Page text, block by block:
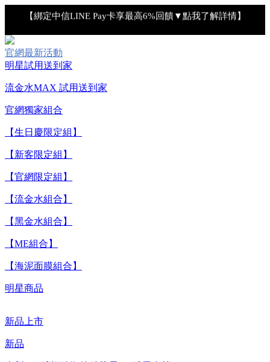
【綁定中信LINE Pay卡享最高6%回饋▼點我了解詳情】
【重要公告】IPSA 無法驗證非官方通路銷售之品牌商品的真實
性，也無法協助此類商品的售後服務
【8/10-8/16 新客LINE購物導購滿$2,000送100點LINE
【綁定中信LINE Pay卡享最高6%回饋▼點我了解詳情】
【重要公告】IPSA 無法驗證非官方通路銷售之品牌商品的真實
官網最新活動
明星試用送到家
流金水MAX 試用送到家
官網獨家組合
【生日慶限定組】
【新客限定組】
【官網限定組】
【流金水組合】
【黑金水組合】
【ME組合】
【海泥面膜組合】
明星商品
新品上市
新品